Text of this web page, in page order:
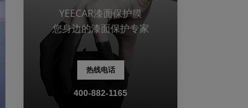
YEECAR漆面保护膜
您身边的漆面保护专家
热线电话
400-882-1165